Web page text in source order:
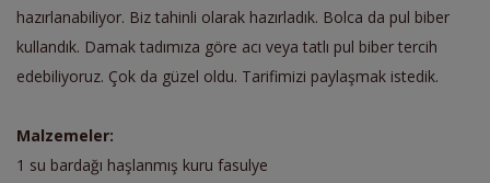
hazırlanabiliyor. Biz tahinli olarak hazırladık. Bolca da pul biber
kullandık. Damak tadımıza göre acı veya tatlı pul biber tercih
edebiliyoruz. Çok da güzel oldu. Tarifimizi paylaşmak istedik.
Malzemeler:
1 su bardağı haşlanmış kuru fasulye